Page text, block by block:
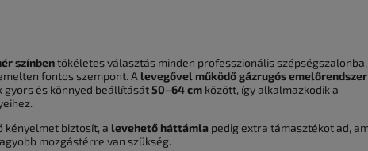
színbentökéletes választás minden professzionális szépségszalonba,
fontos szempont. A levegővel működő gázrugós emelőrendszer
gyors és könnyed beállítását50–64 cm között, így alkalmazkodik a
kényelmet biztosít, a levehető háttámla pedig extra támasztékot ad,
mozgástérre van szükség.